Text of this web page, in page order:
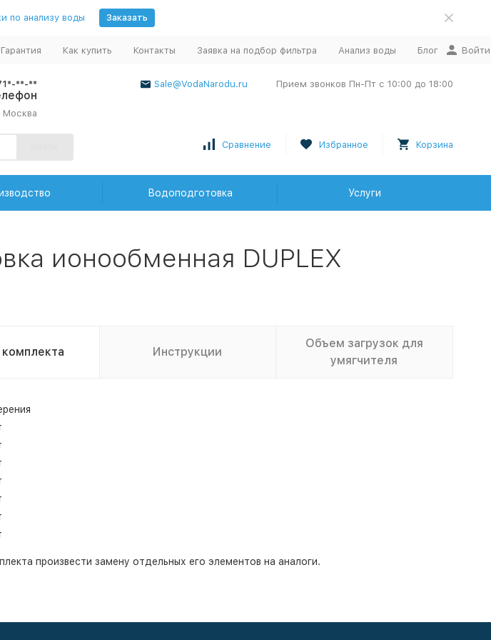
по анализу воды Заказать
Гарантия Как купить Контакты Заявка на подбор фильтра Анализ воды Блог Войти
**-**
Москва
Sale@VodaNarodu.ru Прием звонков Пн-Пт с 10:00 до 18:00
Сравнение Избранное Корзина
Водоподготовка Услуги
ионообменная DUPLEX
Инструкции
Объем загрузок для
умягчителя
произвести замену отдельных его элементов на аналоги.